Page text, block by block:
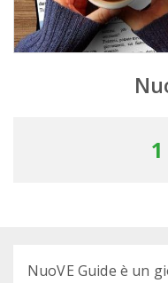
1
NuoVE Guide è un